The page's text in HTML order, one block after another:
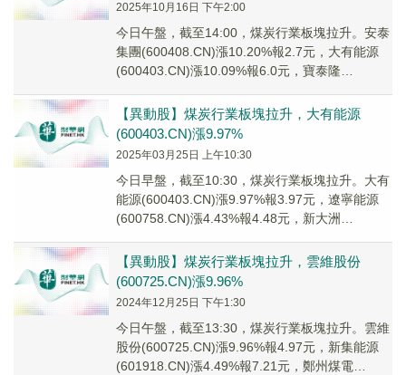
2025年10月16日 下午2:00
今日午盤，截至14:00，煤炭行業板塊拉升。安泰
集團(600408.CN)漲10.20%報2.7元，大有能源
(600403.CN)漲10.09%報6.0元，寶泰隆
【異動股】煤炭行業板塊拉升，大有能源
(600403.CN)漲9.97%
2025年03月25日 上午10:30
今日早盤，截至10:30，煤炭行業板塊拉升。大有
能源(600403.CN)漲9.97%報3.97元，遼寧能源
(600758.CN)漲4.43%報4.48元，新大洲
【異動股】煤炭行業板塊拉升，雲維股份
(600725.CN)漲9.96%
2024年12月25日 下午1:30
今日午盤，截至13:30，煤炭行業板塊拉升。雲維
股份(600725.CN)漲9.96%報4.97元，新集能源
(601918.CN)漲4.49%報7.21元，鄭州煤電